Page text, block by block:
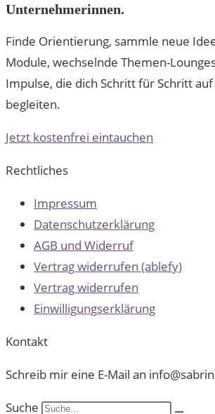
Unternehmerinnen.
Finde Orientierung, sammle neue
Module, wechselnde Themen-
Impulse, die dich Schritt für Schritt
begleiten.
Jetzt kostenfrei eintauchen
Rechtliches
Impressum
Datenschutzerklärung
AGB und Widerruf
Vertrag widerrufen (ablefy)
Vertrag widerrufen
Einwilligungserklärung
Kontakt
Schreib mir eine E-Mail an
Suche